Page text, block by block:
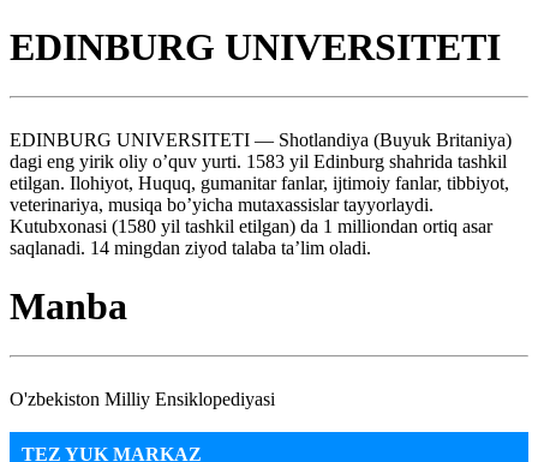
EDINBURG UNIVERSITETI
EDINBURG UNIVERSITETI — Shotlandiya (Buyuk Britaniya)
dagi eng yirik oliy o’quv yurti. 1583 yil Edinburg shahrida tashkil
etilgan. Ilohiyot, Huquq, gumanitar fanlar, ijtimoiy fanlar, tibbiyot,
veterinariya, musiqa bo’yicha mutaxassislar tayyorlaydi.
Kutubxonasi (1580 yil tashkil etilgan) da 1 milliondan ortiq asar
saqlanadi. 14 mingdan ziyod talaba ta’lim oladi.
Manba
O'zbekiston Milliy Ensiklopediyasi
TEZ YUK MARKAZ